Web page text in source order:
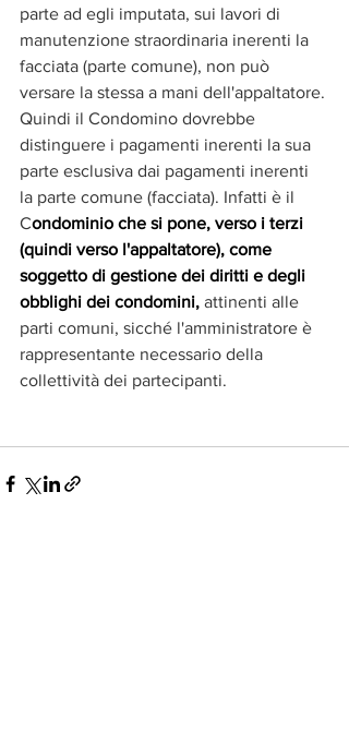
parte ad egli imputata, sui lavori di
manutenzione straordinaria inerenti la
facciata (parte comune), non può
versare la stessa a mani dell'appaltatore.
Quindi il Condomino dovrebbe
distinguere i pagamenti inerenti la sua
parte esclusiva dai pagamenti inerenti
la parte comune (facciata). Infatti è il
Condominio che si pone, verso i terzi
(quindi verso l'appaltatore), come
soggetto di gestione dei diritti e degli
obblighi dei condomini, attinenti alle
parti comuni, sicché l'amministratore è
rappresentante necessario della
collettività dei partecipanti.